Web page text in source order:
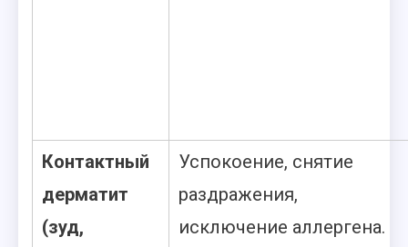
Контактный
дерматит
(зуд,
Успокоение, снятие
раздражения,
исключение аллергена.